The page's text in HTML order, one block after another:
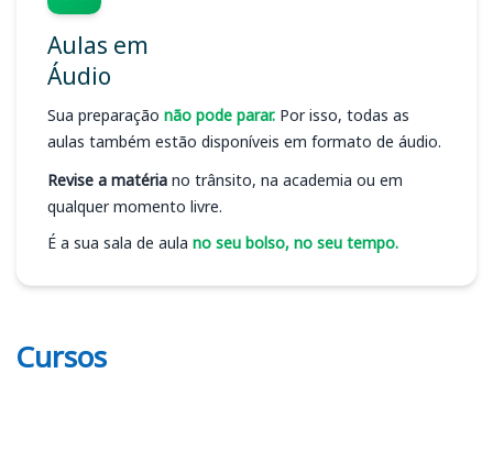
Aulas em
Áudio
Sua preparação não pode parar. Por isso, todas as
aulas também estão disponíveis em formato de áudio.
Revise a matéria no trânsito, na academia ou em
qualquer momento livre.
É a sua sala de aula no seu bolso, no seu tempo.
Cursos